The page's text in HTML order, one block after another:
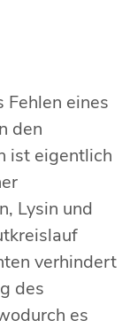
Fehlen eines
den
ist eigentlich
Lysin und
verhindert
des
es